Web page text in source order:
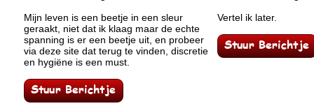
Mijn leven is een beetje in een sleur
geraakt, niet dat ik klaag maar de echte
spanning is er een beetje uit, en probeer
via deze site dat terug te vinden, discretie
en hygiëne is een must.
Vertel ik later.